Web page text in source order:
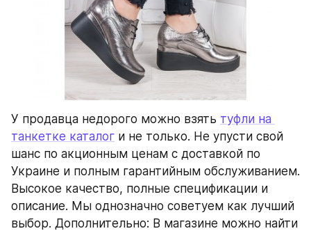
У продавца недорого можно взять туфли на
танкетке каталог и не только. Не упусти свой
шанс по акционным ценам с доставкой по
Украине и полным гарантийным обслуживанием.
Высокое качество, полные спецификации и
описание. Мы однозначно советуем как лучший
выбор. Дополнительно: В магазине можно найти